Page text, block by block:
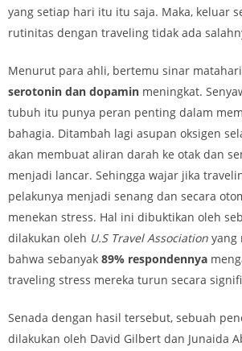
yang setiap hari itu itu saja. Maka, keluar
rutinitas dengan traveling tidak ada
Menurut para ahli, bertemu sinar
serotonin dan dopamin meningkat.
tubuh itu punya peran penting dalam
bahagia. Ditambah lagi asupan oksigen
akan membuat aliran darah ke otak dan
menjadi lancar. Sehingga wajar jika
pelakunya menjadi senang dan secara
menekan stress. Hal ini dibuktikan oleh
dilakukan oleh U.S Travel Association yang
bahwa sebanyak 89% respondennya
traveling stress mereka turun secara
Senada dengan hasil tersebut, sebuah
dilakukan oleh David Gilbert dan Junaida